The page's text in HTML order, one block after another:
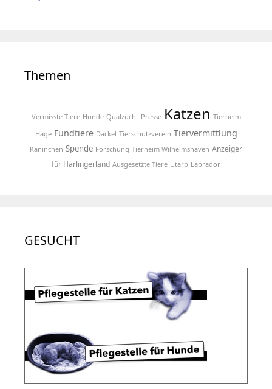
Themen
Vermisste Tiere Hunde Qualzucht Presse Katzen Tierheim
Hage Fundtiere Dackel Tierschutzverein Tiervermittlung
Kaninchen Spende Forschung Tierheim Wilhelmshaven Anzeiger
für Harlingerland Ausgesetzte Tiere Utarp Labrador
GESUCHT